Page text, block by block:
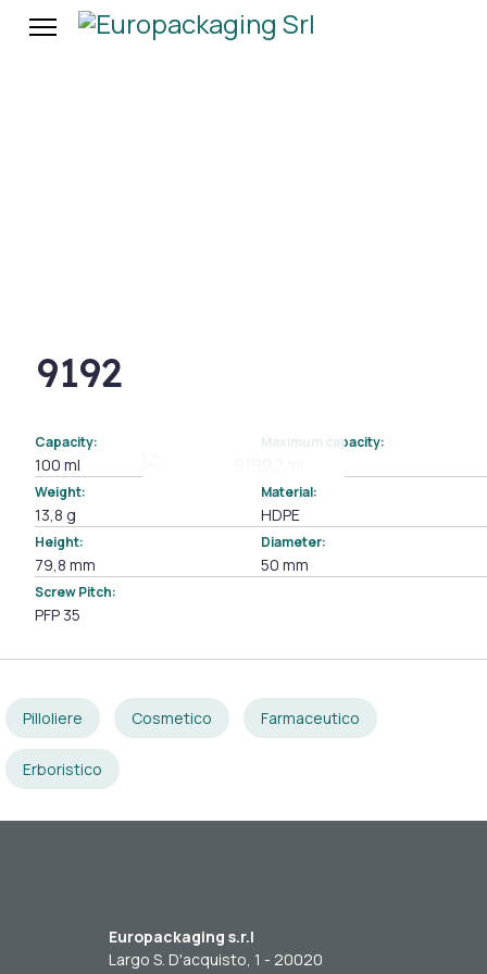
9192
Capacity:
100 ml
Maximum capacity:
Weight:
13,8 g
Material:
HDPE
Height:
79,8 mm
Diameter:
50 mm
Screw Pitch:
PFP 35
Pilloliere Cosmetico Farmaceutico
Erboristico
Europackaging s.r.l
Largo S. D'acquisto, 1 - 20020